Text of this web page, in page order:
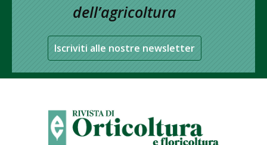
dell’agricoltura
Iscriviti alle nostre newsletter